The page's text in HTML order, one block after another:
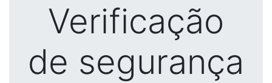
Verificação
de segurança